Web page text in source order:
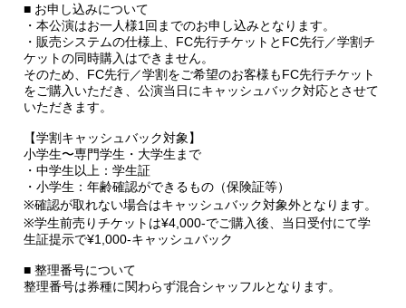
■ お申し込みについて
・本公演はお一人様1回までのお申し込みとなります。
・販売システムの仕様上、FC先行チケットとFC先行／学割チ
ケットの同時購入はできません。
そのため、FC先行／学割をご希望のお客様もFC先行チケット
をご購入いただき、公演当日にキャッシュバック対応とさせて
いただきます。
【学割キャッシュバック対象】
小学生〜専門学生・大学生まで
・中学生以上：学生証
・小学生：年齢確認ができるもの（保険証等）
※確認が取れない場合はキャッシュバック対象外となります。
※学生前売りチケットは¥4,000-でご購入後、当日受付にて学
生証提示で¥1,000-キャッシュバック
■ 整理番号について
整理番号は券種に関わらず混合シャッフルとなります。